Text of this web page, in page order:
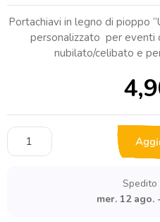
Portachiavi in legno di pioppo
personalizzato per eventi
nubilato/celibato e
Portachiavi
in
Spedito
mer. 12 ago.